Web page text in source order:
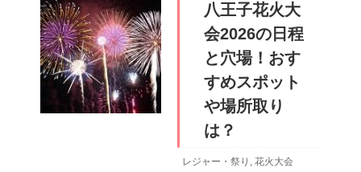
八王子花火大
会2026の日程
と穴場！おす
すめスポット
や場所取り
は？
レジャー・祭り , 花火大会